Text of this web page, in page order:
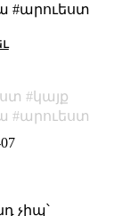
#արուեստ
կայք
արուեստ
չիպ՝